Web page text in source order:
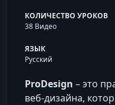
КОЛИЧЕСТВО УРОКОВ
38 Видео
ЯЗЫК
Русский
ProDesign – это
веб‑дизайна,